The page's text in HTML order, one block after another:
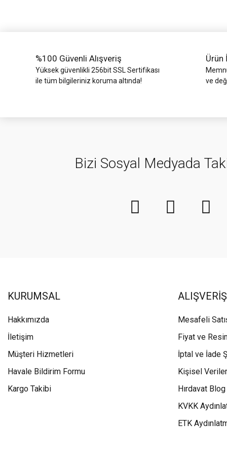
%100 Güvenli Alışveriş
Yüksek güvenlikli 256bit SSL Sertifikası
ile tüm bilgileriniz koruma altında!
Ürün
ve
Bizi Sosyal Medyada
KURUMSAL
Hakkımızda
İletişim
Müşteri Hizmetleri
Havale Bildirim Formu
Kargo Takibi
ALIŞVERİŞ
Mesafeli
Fiyat ve
İptal ve İade
Kişisel
Hırdavat Blog
KVKK
ETK